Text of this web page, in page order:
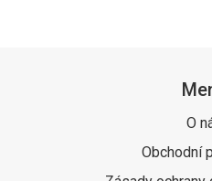
O
Obchodní